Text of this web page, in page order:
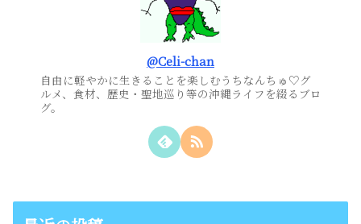
@Celi-chan
自由に軽やかに生きることを楽しむうちなんちゅ♡グ
ルメ、食材、歴史・聖地巡り等の沖縄ライフを綴るブロ
グ。